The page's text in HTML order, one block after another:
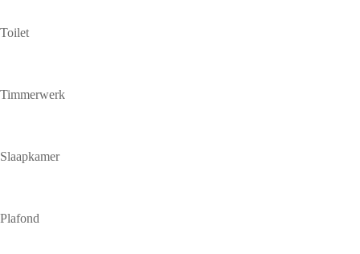
Toilet
Timmerwerk
Slaapkamer
Plafond